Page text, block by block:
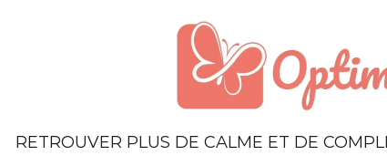
RETROUVER PLUS DE CALME ET DE